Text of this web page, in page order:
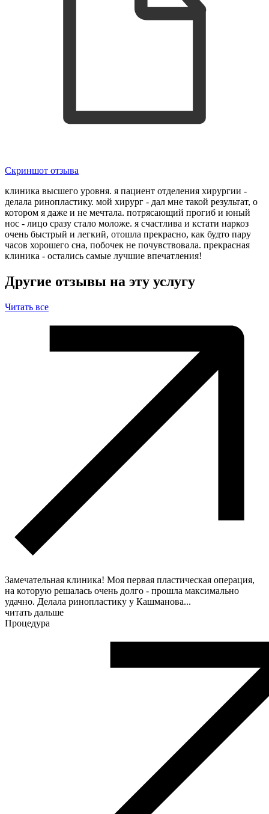
Скриншот отзыва
клиника высшего уровня. я пациент отделения хирургии -
делала ринопластику. мой хирург - дал мне такой результат, о
котором я даже и не мечтала. потрясающий прогиб и юный
нос - лицо сразу стало моложе. я счастлива и кстати наркоз
очень быстрый и легкий, отошла прекрасно, как будто пару
часов хорошего сна, побочек не почувствовала. прекрасная
клиника - остались самые лучшие впечатления!
Другие отзывы на эту услугу
Читать все
Замечательная клиника! Моя первая пластическая операция,
на которую решалась очень долго - прошла максимально
удачно. Делала ринопластику​ у Кашманова...
читать дальше
Процедура